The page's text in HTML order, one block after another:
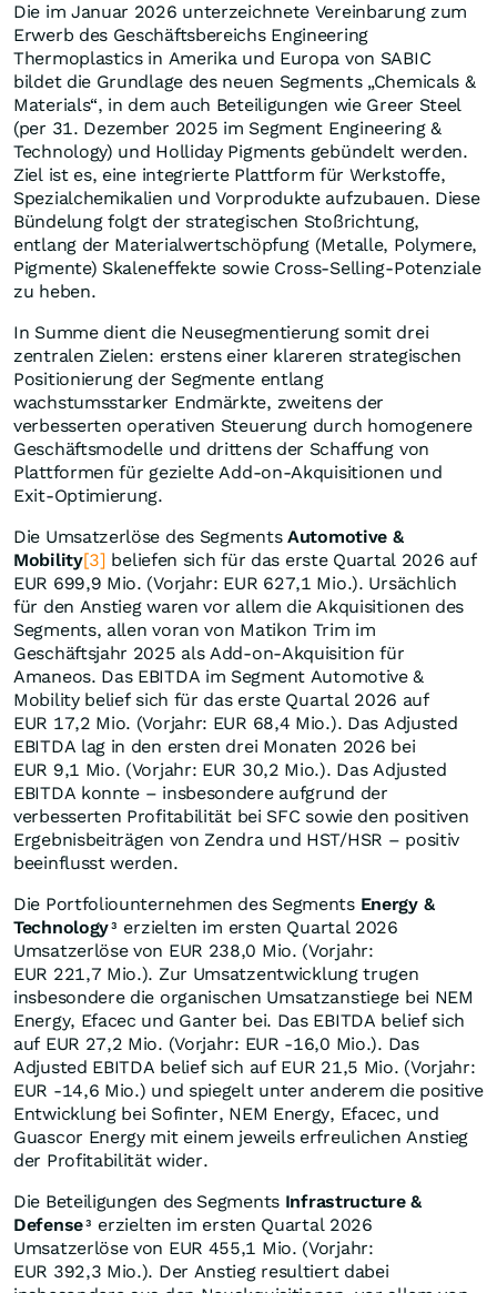
Die im Januar 2026 unterzeichnete Vereinbarung zum
Erwerb des Geschäftsbereichs Engineering
Thermoplastics in Amerika und Europa von SABIC
bildet die Grundlage des neuen Segments „Chemicals &
Materials“, in dem auch Beteiligungen wie Greer Steel
(per 31. Dezember 2025 im Segment Engineering &
Technology) und Holliday Pigments gebündelt werden.
Ziel ist es, eine integrierte Plattform für Werkstoffe,
Spezialchemikalien und Vorprodukte aufzubauen. Diese
Bündelung folgt der strategischen Stoßrichtung,
entlang der Materialwertschöpfung (Metalle, Polymere,
Pigmente) Skaleneffekte sowie Cross-Selling-Potenziale
zu heben.
In Summe dient die Neusegmentierung somit drei
zentralen Zielen: erstens einer klareren strategischen
Positionierung der Segmente entlang
wachstumsstarker Endmärkte, zweitens der
verbesserten operativen Steuerung durch homogenere
Geschäftsmodelle und drittens der Schaffung von
Plattformen für gezielte Add-on-Akquisitionen und
Exit-Optimierung.
Die Umsatzerlöse des Segments Automotive &
Mobility[3] beliefen sich für das erste Quartal 2026 auf
EUR 699,9 Mio. (Vorjahr: EUR 627,1 Mio.). Ursächlich
für den Anstieg waren vor allem die Akquisitionen des
Segments, allen voran von Matikon Trim im
Geschäftsjahr 2025 als Add-on-Akquisition für
Amaneos. Das EBITDA im Segment Automotive &
Mobility belief sich für das erste Quartal 2026 auf
EUR 17,2 Mio. (Vorjahr: EUR 68,4 Mio.). Das Adjusted
EBITDA lag in den ersten drei Monaten 2026 bei
EUR 9,1 Mio. (Vorjahr: EUR 30,2 Mio.). Das Adjusted
EBITDA konnte – insbesondere aufgrund der
verbesserten Profitabilität bei SFC sowie den positiven
Ergebnisbeiträgen von Zendra und HST/HSR – positiv
beeinflusst werden.
Die Portfoliounternehmen des Segments Energy &
Technology 3
erzielten im ersten Quartal 2026
Umsatzerlöse von EUR 238,0 Mio. (Vorjahr:
EUR 221,7 Mio.). Zur Umsatzentwicklung trugen
insbesondere die organischen Umsatzanstiege bei NEM
Energy, Efacec und Ganter bei. Das EBITDA belief sich
auf EUR 27,2 Mio. (Vorjahr: EUR -16,0 Mio.). Das
Adjusted EBITDA belief sich auf EUR 21,5 Mio. (Vorjahr:
EUR -14,6 Mio.) und spiegelt unter anderem die positive
Entwicklung bei Sofinter, NEM Energy, Efacec, und
Guascor Energy mit einem jeweils erfreulichen Anstieg
der Profitabilität wider.
Die Beteiligungen des Segments Infrastructure &
Defense 3
erzielten im ersten Quartal 2026
Umsatzerlöse von EUR 455,1 Mio. (Vorjahr:
EUR 392,3 Mio.). Der Anstieg resultiert dabei